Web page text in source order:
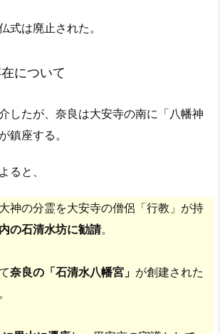
式は廃止された。
について
したが、奈良は大安寺の南に「八幡神
鎮座する。
ると、
神の分霊を大安寺の僧侶「行教」が持
の石清水坊に勧請。
奈良の「石清水八幡宮」 が創建された